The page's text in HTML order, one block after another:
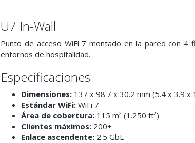
U7 In-Wall
Punto de acceso WiFi 7 montado en la pared con 4
entornos de hospitalidad.
Especificaciones
Dimensiones: 137 x 98.7 x 30.2 mm (5.4 x 3.9 x
Estándar WiFi: WiFi 7
Área de cobertura: 115 m² (1.250 ft²)
Clientes máximos: 200+
Enlace ascendente: 2.5 GbE